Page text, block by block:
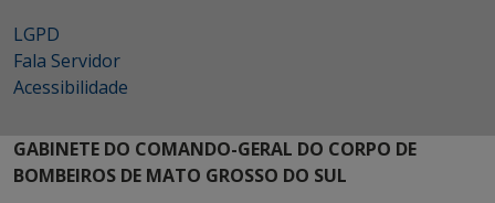
LGPD
Fala Servidor
Acessibilidade
GABINETE DO COMANDO-GERAL DO CORPO DE
BOMBEIROS DE MATO GROSSO DO SUL